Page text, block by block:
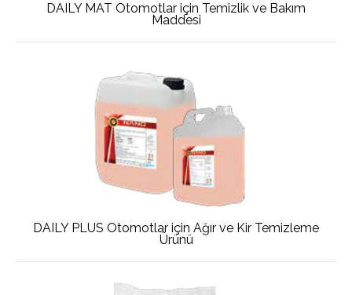
DAILY MAT Otomotlar için Temizlik ve Bakım
Maddesi
DAILY PLUS Otomotlar için Ağır ve Kir Temizleme
Ürünü